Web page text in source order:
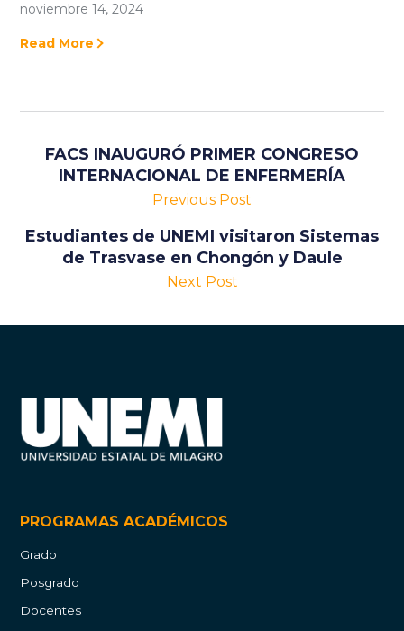
noviembre 14, 2024
Read More
FACS INAUGURÓ PRIMER CONGRESO
INTERNACIONAL DE ENFERMERÍA
Previous Post
Estudiantes de UNEMI visitaron Sistemas
de Trasvase en Chongón y Daule
Next Post
PROGRAMAS ACADÉMICOS
Grado
Posgrado
Docentes